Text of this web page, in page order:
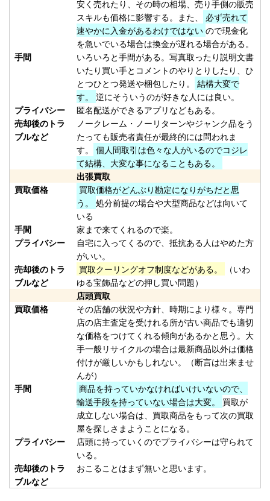
Orvis オービス フライリール
MACH V 未使用
釣具買取クーポン turi20260214-
04（2026/02/28迄）
10,000円
2026/02/14
Orvis オービス フライリール
BATTENKILL DISC 7/8 ディスク
未使用
釣具買取クーポン turi20260214-
05 （2026/02/28迄）
5,500円
2026/02/14
ホンデックス PS-800GP 魚探 未
使用
釣具買取クーポン
plamo20260124-
（2026/02/28迄）
49,000円
2026/01/24
ホンデックス HE-71GPⅡ 魚探 未
使用
釣具買取クーポン
plamo20260124-
02（2026/02/28迄）
2026/01/24
ホンデックス HE-81GPⅢ 魚探 未
釣具買取クーポン
plamo20260124-
（2026/02/28迄）
36,000円
2026/01/24
ホンデックス PS-610C-WP ワカ
サギパック 魚探 未使用
釣具買取クーポン
plamo20260124-
04（2026/02/28迄）
28,500円
2026/01/24
ホンデックス PS-501CN 魚探 未
使用
釣具買取クーポン
15,000円
2026/01/24
安く売れたり、その時の相場、売り手側の販売
スキルも価格に影響する。また、
必ず売れて
速やかに入金があるわけではない ので現金化
を急いでいる場合は換金が遅れる場合がある。
手間
いろいろと手間がある。写真取ったり説明文書
いたり買い手とコメントのやりとりしたり、ひ
とつひとつ発送や梱包したり。
結構大変で
す。 逆にそういうのが好きな人には良い。
プライバシー
匿名配送ができるアプリなどもある。
売却後のトラ
ブルなど
ノークレーム・ノーリターンやジャンク品をう
たっても販売者責任が最終的には問われま
す。
個人間取引は色々な人がいるのでコジレ
て結構、大変な事になることもある。
出張買取
買取価格
買取価格がどんぶり勘定になりがちだと思
う。 処分前提の場合や大型商品などは向いて
いる
手間
家まで来てくれるので楽。
プライバシー
自宅に入ってくるので、抵抗ある人はやめた方
がいい。
売却後のトラ
ブルなど
買取クーリングオフ制度などがある。
（いわ
ゆる宝飾品などの押し買い問題）
店頭買取
買取価格
その店舗の状況や方針、時期により様々。専門
店の店主査定を受けれる所が古い商品でも適切
な価格をつけてくれる傾向があるかと思う。大
手一般リサイクルの場合は最新商品以外は価格
付けが厳しいかもしれない。（断言は出来ませ
んが）
手間
商品を持っていかなければいけいないので、
輸送手段を持っていない場合は大変。 買取が
成立しない場合は、買取商品をもって次の買取
屋を探しさまようことになる。
プライバシー
店頭に持っていくのでプライバシーは守られて
いる。
売却後のトラ
ブルなど
おこることはまず無いと思います。